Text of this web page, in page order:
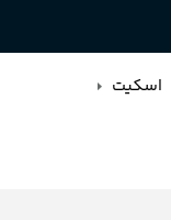
اسکیت